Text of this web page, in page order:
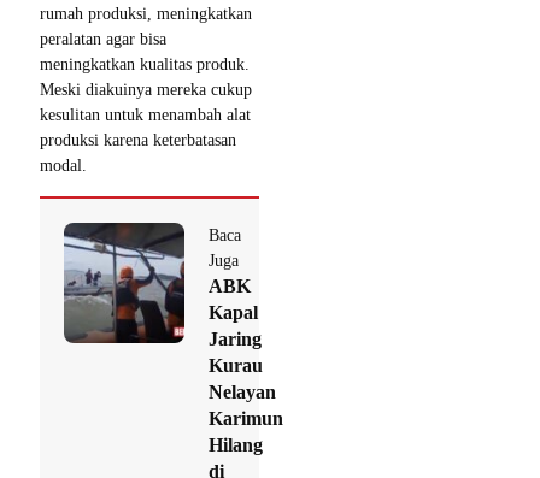
rumah produksi, meningkatkan
peralatan agar bisa
meningkatkan kualitas produk.
Meski diakuinya mereka cukup
kesulitan untuk menambah alat
produksi karena keterbatasan
modal.
Baca
Juga
ABK
Kapal
Jaring
Kurau
Nelayan
Karimun
Hilang
di